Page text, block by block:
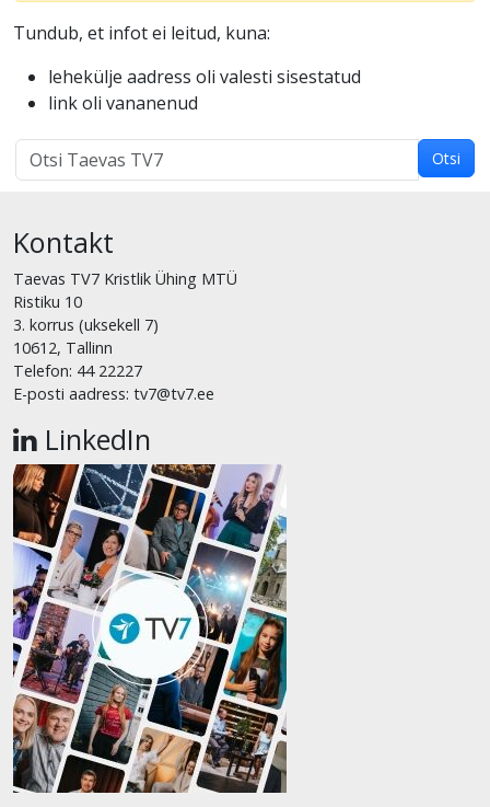
Tundub, et infot ei leitud, kuna:
lehekülje aadress oli valesti sisestatud
link oli vananenud
Otsi
märksõnaga:
Otsi
Kontakt
Taevas TV7 Kristlik Ühing MTÜ
Ristiku 10
3. korrus (uksekell 7)
10612, Tallinn
Telefon: 44 22227
E-posti aadress: tv7@tv7.ee
LinkedIn